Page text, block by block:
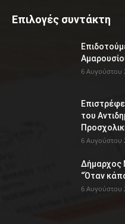
Επιλογές συντάκτη
6 Αυγούστου
του
6 Αυγούστου
Δήμαρχος
“Όταν
6 Αυγούστου